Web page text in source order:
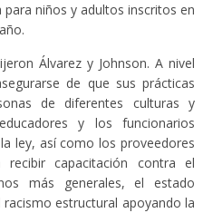
niños y adultos inscritos en
Álvarez y Johnson. A nivel
de que sus prácticas
de diferentes culturas y
y los funcionarios
ley, así como los proveedores
recibir capacitación contra el
más generales, el estado
estructural apoyando la